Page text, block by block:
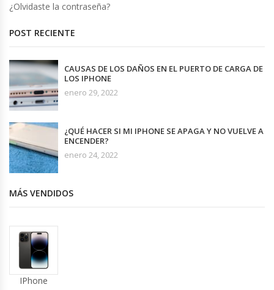
¿Olvidaste la contraseña?
POST RECIENTE
CAUSAS DE LOS DAÑOS EN EL PUERTO DE CARGA DE
LOS IPHONE
enero 29, 2022
¿QUÉ HACER SI MI IPHONE SE APAGA Y NO VUELVE A
ENCENDER?
enero 24, 2022
MÁS VENDIDOS
IPhone